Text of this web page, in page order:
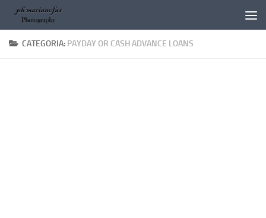
Salta al contenuto
CATEGORIA: PAYDAY OR CASH ADVANCE LOANS